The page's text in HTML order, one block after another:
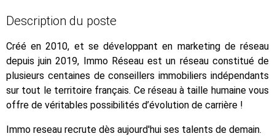
Description du poste
Créé en 2010, et se développant en marketing de réseau
depuis juin 2019, Immo Réseau est un réseau constitué de
plusieurs centaines de conseillers immobiliers indépendants
sur tout le territoire français. Ce réseau à taille humaine vous
offre de véritables possibilités d’évolution de carrière !
Immo reseau recrute dès aujourd'hui ses talents de demain.